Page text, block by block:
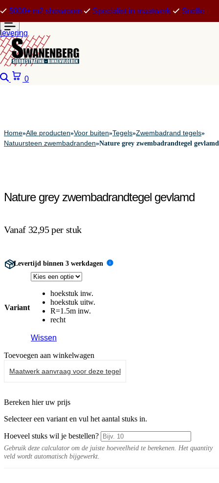
5000+ m2 showroom Specialist in maatwerk Snelle
levering
Zoeken
0
Home»Alle producten»Voor buiten»Tegels»Zwembadrand tegels»
Natuursteen zwembadranden»Nature grey zwembadrandtegel gevlamd
Nature grey zwembadrandtegel gevlamd
Vanaf 32,95 per stuk
Levertijd binnen 3 werkdagen i
Variant
hoekstuk inw.
hoekstuk uitw.
R=1.5m inw.
recht
Wissen
Toevoegen aan winkelwagen
Maatwerk aanvraag voor deze tegel
Bereken hier uw prijs
Selecteer een variant en vul het aantal stuks in.
Hoeveel stuks wil je bestellen?
Gebruik deze calculator om de juiste hoeveelheid te berekenen. Het quantity
veld wordt automatisch bijgewerkt.